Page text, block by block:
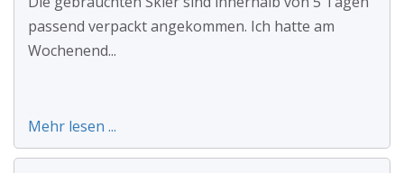
passend verpackt angekommen. Ich hatte am
Wochenend...
Mehr lesen ...